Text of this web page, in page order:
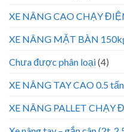
XE NÂNG CAO CHẠY
XE NÂNG MẶT BÀN
Chưa được phân loại(4)
XE NÂNG TAY CAO 0.5
XE NÂNG PALLET CHẠY